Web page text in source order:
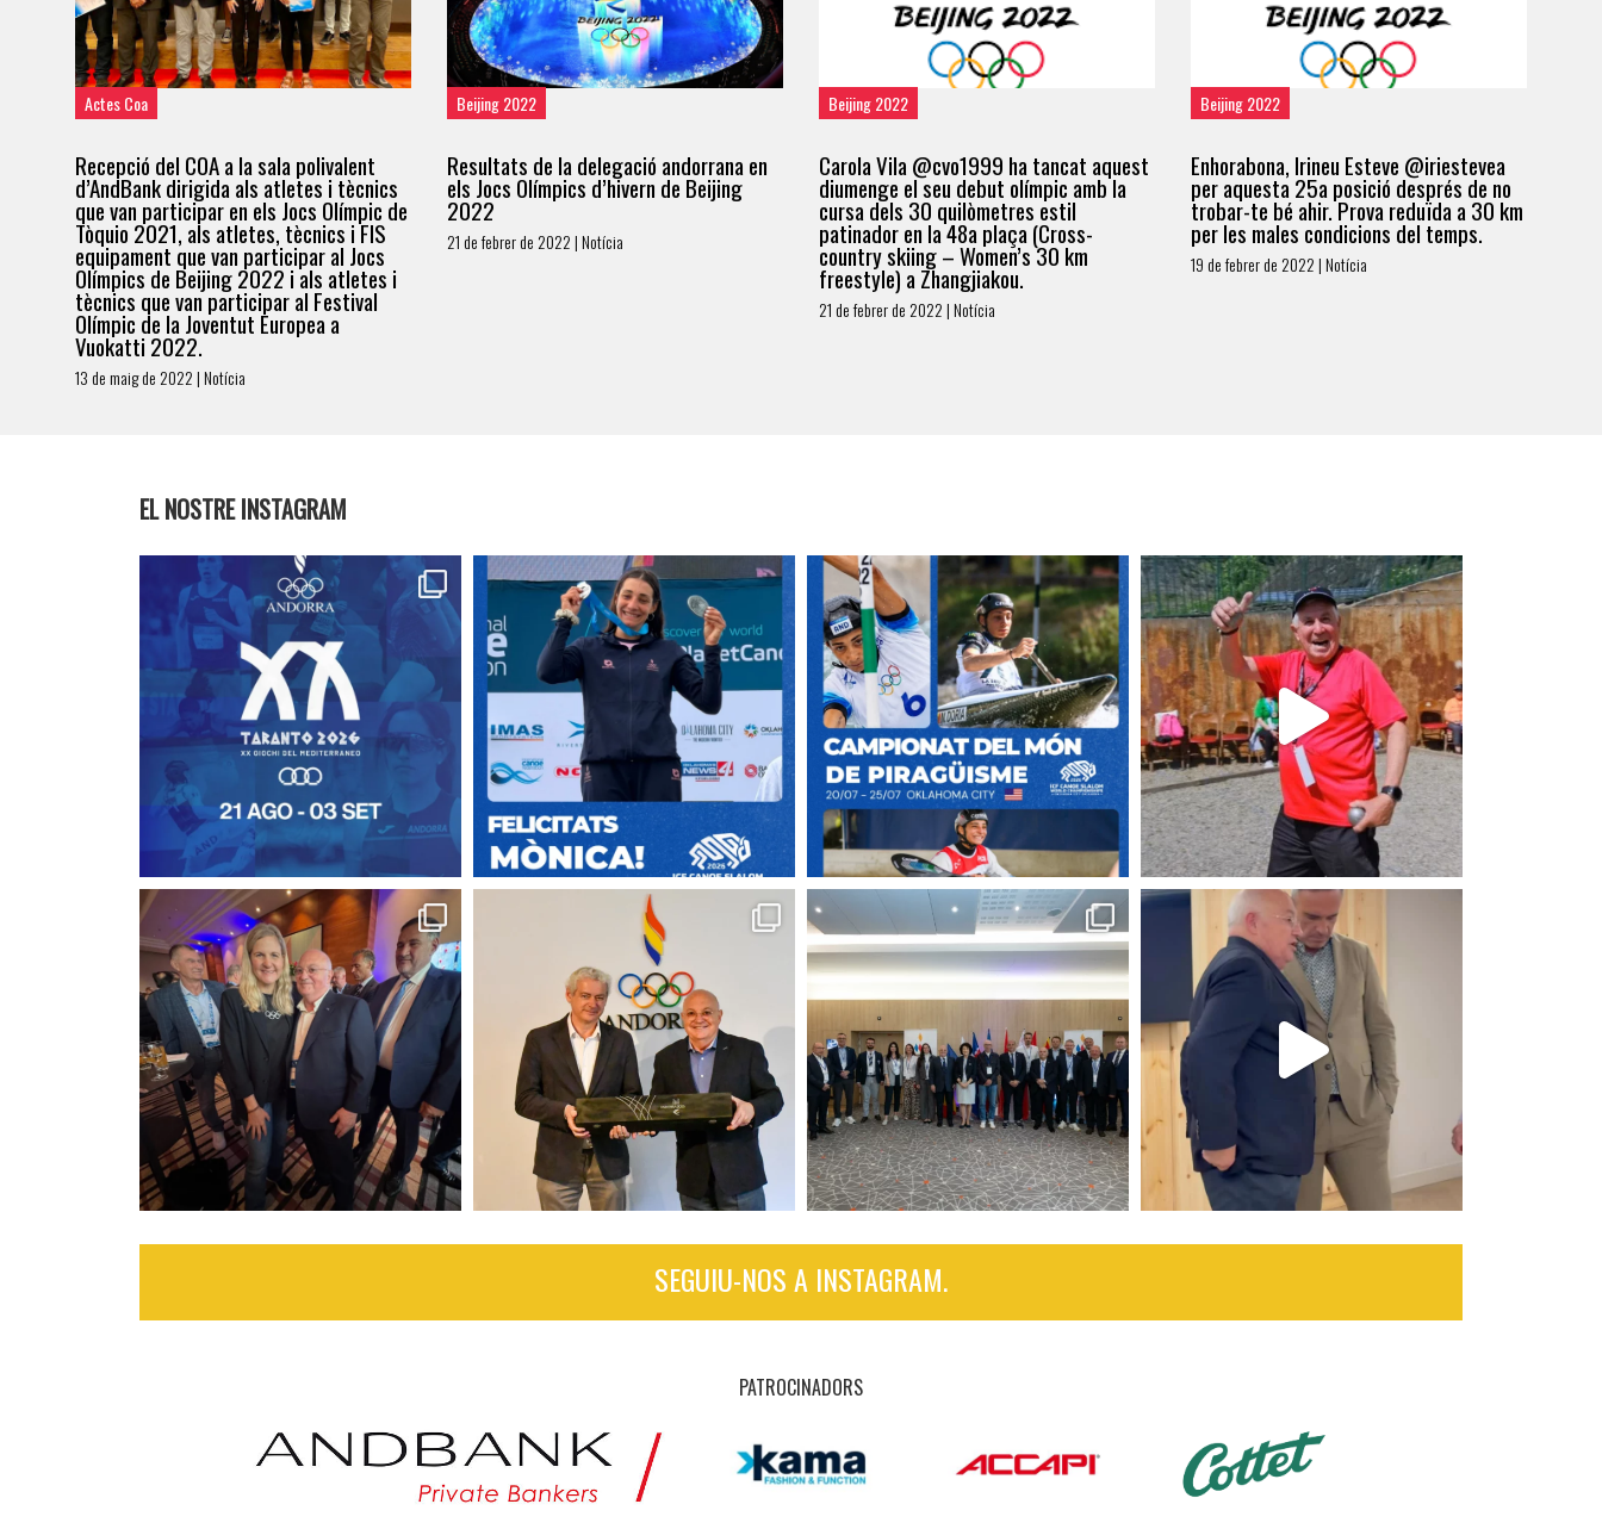
Actes Coa
Recepció del COA a la sala polivalent
d’AndBank dirigida als atletes i tècnics
que van participar en els Jocs Olímpic de
Tòquio 2021, als atletes, tècnics i FIS
equipament que van participar al Jocs
Olímpics de Beijing 2022 i als atletes i
tècnics que van participar al Festival
Olímpic de la Joventut Europea a
Vuokatti 2022.
13 de maig de 2022 | Notícia
Beijing 2022
Resultats de la delegació andorrana en
els Jocs Olímpics d’hivern de Beijing
2022
21 de febrer de 2022 | Notícia
Beijing 2022
Carola Vila @cvo1999 ha tancat aquest
diumenge el seu debut olímpic amb la
cursa dels 30 quilòmetres estil
patinador en la 48a plaça (Cross-
country skiing – Women’s 30 km
freestyle) a Zhangjiakou.
21 de febrer de 2022 | Notícia
Beijing 2022
Enhorabona, Irineu Esteve @iriestevea
per aquesta 25a posició després de no
trobar-te bé ahir. Prova reduïda a 30 km
per les males condicions del temps.
19 de febrer de 2022 | Notícia
EL NOSTRE INSTAGRAM
SEGUIU-NOS A INSTAGRAM.
PATROCINADORS